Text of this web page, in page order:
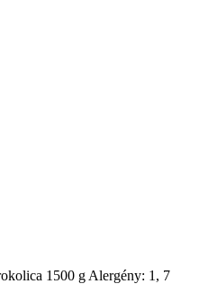
1500 g Alergény: 1, 7